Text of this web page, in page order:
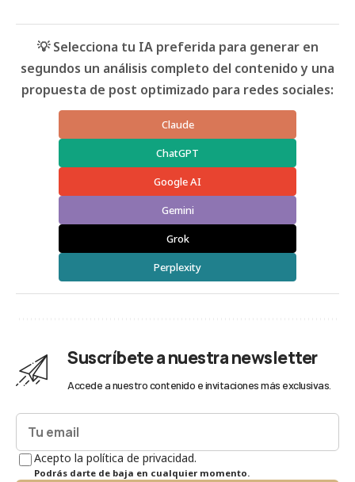
💡 Selecciona tu IA preferida para generar en
segundos un análisis completo del contenido y una
propuesta de post optimizado para redes sociales:
Claude
ChatGPT
Google AI
Gemini
Grok
Perplexity
Suscríbete a nuestra newsletter
Accede a nuestro contenido e invitaciones más exclusivas.
Acepto la política de privacidad.
Podrás darte de baja en cualquier momento.